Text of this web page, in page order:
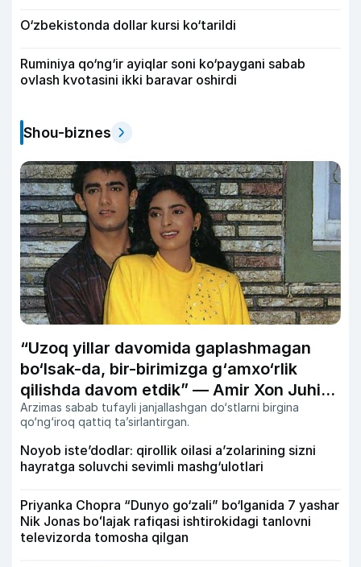
O‘zbekistonda dollar kursi ko‘tarildi
Ruminiya qo‘ng‘ir ayiqlar soni ko‘paygani sabab
ovlash kvotasini ikki baravar oshirdi
Shou-biznes
“Uzoq yillar davomida gaplashmagan
bo‘lsak-da, bir-birimizga g‘amxo‘rlik
qilishda davom etdik” — Amir Xon Juhi
Chavla bilan do‘stligi haqida
Arzimas sabab tufayli janjallashgan do‘stlarni birgina
qo‘ng‘iroq qattiq ta’sirlantirgan.
Noyob iste’dodlar: qirollik oilasi a’zolarining sizni
hayratga soluvchi sevimli mashg‘ulotlari
Priyanka Chopra “Dunyo go‘zali” bo‘lganida 7 yashar
Nik Jonas boʻlajak rafiqasi ishtirokidagi tanlovni
televizorda tomosha qilgan